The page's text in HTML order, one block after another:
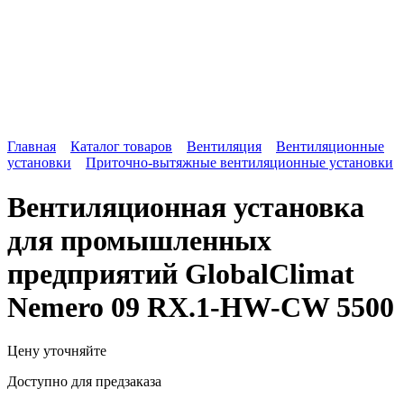
Главная Каталог товаров Вентиляция
Вентиляционные
установки
Приточно-вытяжные вентиляционные установки
Вентиляционная установка
для промышленных
предприятий GlobalClimat
Nemero 09 RX.1-HW-CW 5500
Цену уточняйте
Доступно для предзаказа